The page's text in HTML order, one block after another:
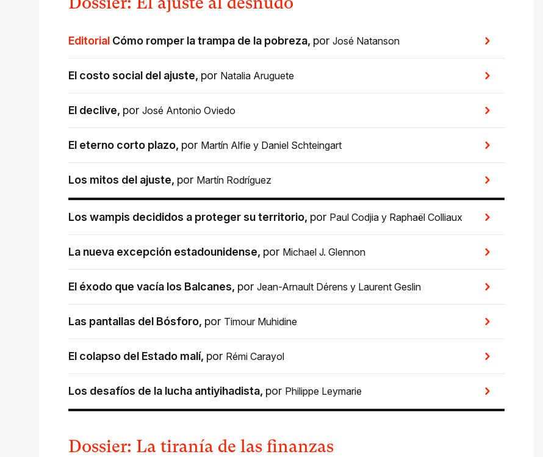
Editorial Cómo romper la trampa de la pobreza, por José Natanson
El costo social del ajuste, por Natalia Aruguete
El declive, por José Antonio Oviedo
El eterno corto plazo, por Martín Alfie y Daniel Schteingart
Los mitos del ajuste, por Martín Rodríguez
Los wampis decididos a proteger su territorio, por Paul Codjia y Raphaël Colliaux
La nueva excepción estadounidense, por Michael J. Glennon
El éxodo que vacía los Balcanes, por Jean-Arnault Dérens y Laurent Geslin
Las pantallas del Bósforo, por Timour Muhidine
El colapso del Estado malí, por Rémi Carayol
Los desafíos de la lucha antiyihadista, por Philippe Leymarie
Dossier: La tiranía de las finanzas